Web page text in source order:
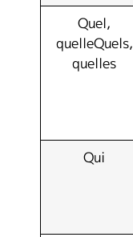
Quel,
quelleQuels,
quelles
Qui